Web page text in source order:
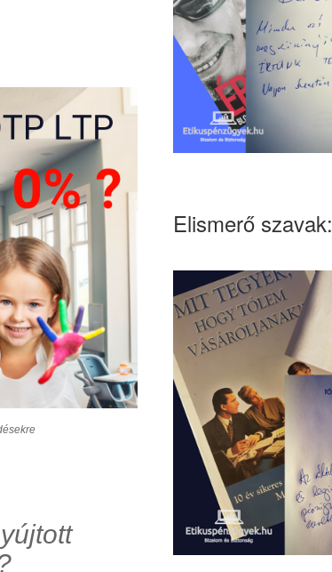
Elismerő szavak: